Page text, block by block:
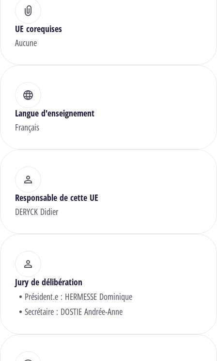
UE corequises
Aucune
Langue d'enseignement
Français
Responsable de cette UE
DERYCK Didier
Jury de délibération
Président.e : HERMESSE Dominique
Secrétaire : DOSTIE Andrée-Anne